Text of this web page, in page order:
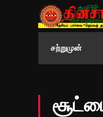
சற்றுமுன்